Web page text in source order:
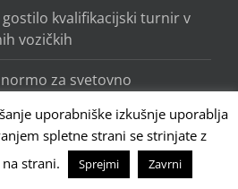
gostilo kvalifikacijski turnir v
vozičkih
za svetovno
iger Los Angeles
uporabniške izkušnje uporablja
spletne strani se strinjate z
strani.
Sprejmi Zavrni